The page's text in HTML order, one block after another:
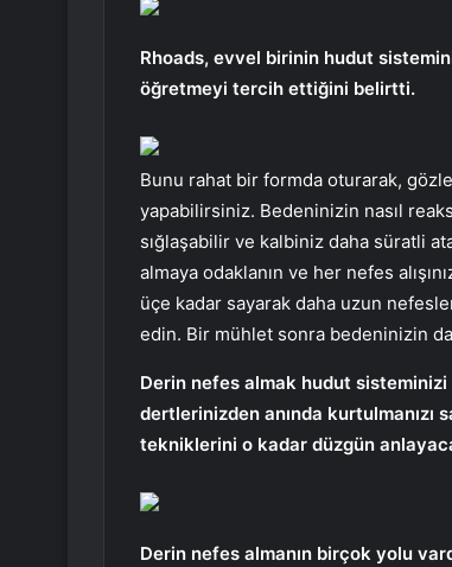
Rhoads, evvel birinin hudut
öğretmeyi tercih ettiğini belirtti.
Bunu rahat bir formda oturarak,
yapabilirsiniz. Bedeninizin nasıl
sığlaşabilir ve kalbiniz daha süratli
almaya odaklanın ve her nefes
üçe kadar sayarak daha uzun
edin. Bir mühlet sonra bedeninizin
Derin nefes almak hudut
dertlerinizden anında kurtulmanızı
tekniklerini o kadar düzgün
Derin nefes almanın birçok yolu